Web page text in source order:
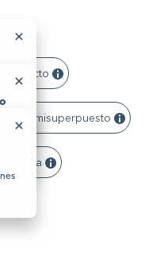
recto
semisuperpuesto
el
plana